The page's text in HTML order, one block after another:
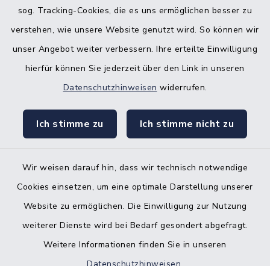
sog. Tracking-Cookies, die es uns ermöglichen besser zu
verstehen, wie unsere Website genutzt wird. So können wir
unser Angebot weiter verbessern. Ihre erteilte Einwilligung
hierfür können Sie jederzeit über den Link in unseren
Datenschutzhinweisen widerrufen.
Ich stimme zu Ich stimme nicht zu
Wir weisen darauf hin, dass wir technisch notwendige
Cookies einsetzen, um eine optimale Darstellung unserer
Website zu ermöglichen. Die Einwilligung zur Nutzung
weiterer Dienste wird bei Bedarf gesondert abgefragt.
Weitere Informationen finden Sie in unseren
KFZ-Zulassungsbehörde
Gleichstellungsbüro
Kontakt
Datenschutz
Impressum
Sitemap